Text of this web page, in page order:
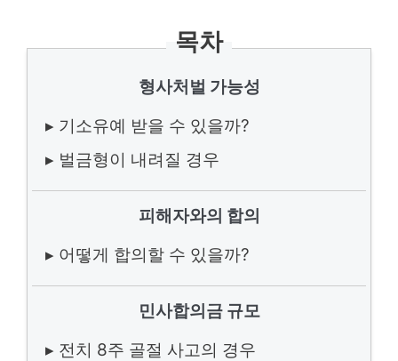
목차
형사처벌 가능성
▸ 기소유예 받을 수 있을까?
▸ 벌금형이 내려질 경우
피해자와의 합의
▸ 어떻게 합의할 수 있을까?
민사합의금 규모
▸ 전치 8주 골절 사고의 경우